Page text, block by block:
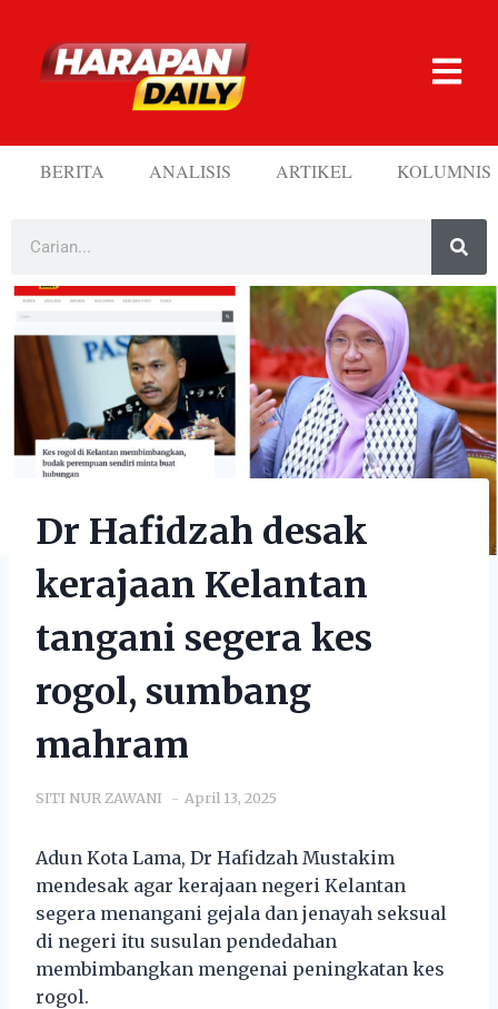
BERITA ANALISIS ARTIKEL KOLUMNIS
Dr Hafidzah desak
kerajaan Kelantan
tangani segera kes
rogol, sumbang
mahram
SITI NUR ZAWANI April 13, 2025
Adun Kota Lama, Dr Hafidzah Mustakim
mendesak agar kerajaan negeri Kelantan
segera menangani gejala dan jenayah seksual
di negeri itu susulan pendedahan
membimbangkan mengenai peningkatan kes
rogol.